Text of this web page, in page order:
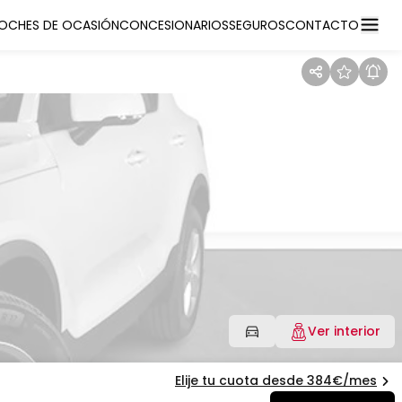
DE OCASIÓNCONCESIONARIOSSEGUROSCONTACTO
Ver interior
Elije tu cuota desde 384€/mes